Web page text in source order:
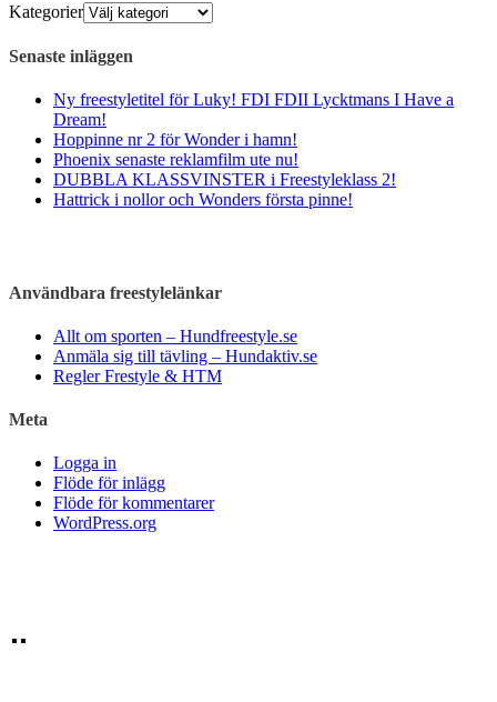
Kategorier
Senaste inläggen
Ny freestyletitel för Luky! FDI FDII Lycktmans I Have a
Dream!
Hoppinne nr 2 för Wonder i hamn!
Phoenix senaste reklamfilm ute nu!
DUBBLA KLASSVINSTER i Freestyleklass 2!
Hattrick i nollor och Wonders första pinne!
Användbara freestylelänkar
Allt om sporten – Hundfreestyle.se
Anmäla sig till tävling – Hundaktiv.se
Regler Frestyle & HTM
Meta
Logga in
Flöde för inlägg
Flöde för kommentarer
WordPress.org